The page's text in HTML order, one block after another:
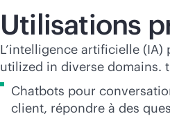
Utilisations
L’intelligence artificielle
utilized in diverse domains.
Chatbots pour
client, répondre à des